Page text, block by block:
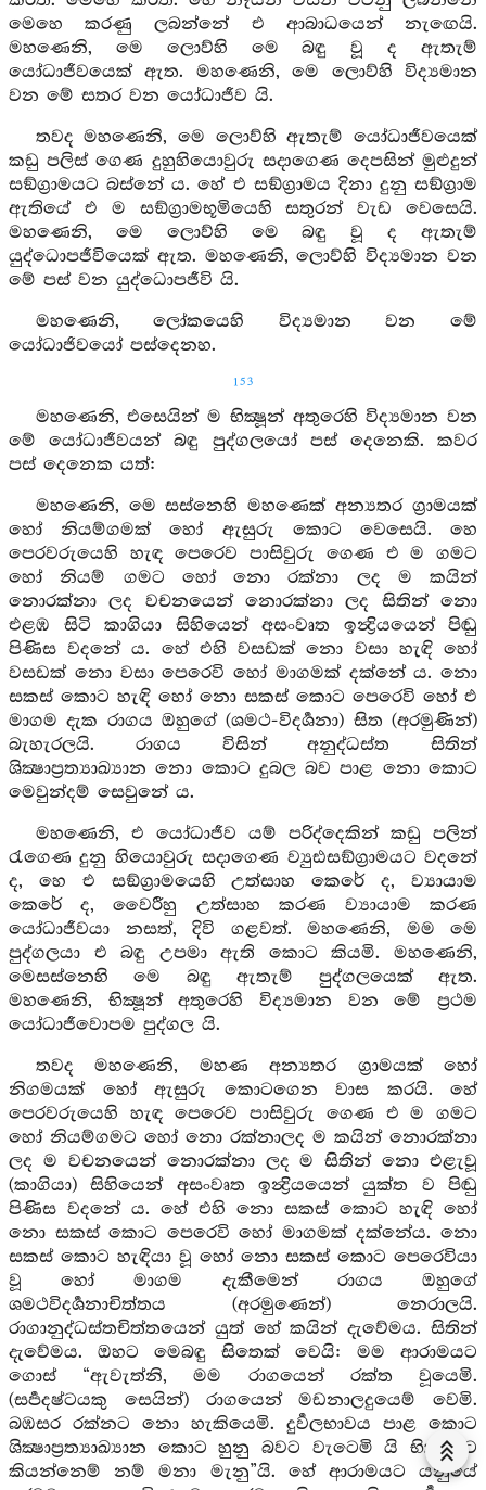
මෙහෙ කරණු ලබන්නේ එ ආබාධයෙන් නැඟෙයි.
මහණෙනි, මෙ ලොව්හි මෙ බඳු වූ ද ඇතැම්
යෝධාජීවයෙක් ඇත. මහණෙනි, මෙ ලොව්හි විද්‍යමාන
වන මේ සතර වන යෝධාජීව යි.
තවද මහණෙනි, මෙ ලොව්හි ඇතැම් යෝධාජීවයෙක්
කඩු පලිස් ගෙණ දුහුහියොවුරු සදාගෙණ දෙපසින් මුළුදුන්
සඞ්ග්‍රාමයට බස්නේ ය. හේ එ සඞ්ග්‍රාමය දිනා දුනු සඞ්ග්‍රාම
ඇතියේ එ ම සඞ්ග්‍රාමභූමියෙහි සතුරන් වැඩ වෙසෙයි.
මහණෙනි, මෙ ලොව්හි මෙ බඳු වූ ද ඇතැම්
යුද්ධොපජීවියෙක් ඇත. මහණෙනි, ලොව්හි විද්‍යමාන වන
මේ පස් වන යුද්ධොපජීවි යි.
මහණෙනි, ලෝකයෙහි විද්‍යමාන වන මේ
යෝධාජිවයෝ පස්දෙනහ.
153
මහණෙනි, එසෙයින් ම භික්‍ෂූන් අතුරෙහි විද්‍යමාන වන
මේ යෝධාජීවයන් බඳු පුද්ගලයෝ පස් දෙනෙකි. කවර
පස් දෙනෙක යත්:
මහණෙනි, මෙ සස්නෙහි මහණෙක් අන්‍යතර ග්‍රාමයක්
හෝ නියම්ගමක් හෝ ඇසුරු කොට වෙසෙයි. හෙ
පෙරවරුයෙහි හැඳ පෙරෙව පාසිවුරු ගෙණ එ ම ගමට
හෝ නියම් ගමට හෝ නො රක්නා ලද ම කයින්
නොරක්නා ලද වචනයෙන් නොරක්නා ලද සිතින් නො
එළඹ සිටි කාගියා සිහියෙන් අසංවෘත ඉන්‍ද්‍රියයෙන් පිඬු
පිණිස වදනේ ය. හේ එහි වසඩක් නො වසා හැඳි හෝ
වසඩක් නො වසා පෙරෙවි හෝ මාගමක් දක්නේ ය. නො
සකස් කොට හැඳි හෝ නො සකස් කොට පෙරෙවි හෝ එ
මාගම දැක රාගය ඔහුගේ (ශමථ-විදර්‍ශනා) සිත (අරමුණින්)
බැහැරලයි. රාගය විසින් අනුද්ධස්ත සිතින්
ශික්‍ෂාප්‍රත්‍යාඛ්‍යාන නො කොට දුබල බව පාළ නො කොට
මෙවුන්දම් සෙවුනේ ය.
මහණෙනි, එ යෝධාජීව යම් පරිද්දෙකින් කඩු පලින්
රැගෙණ දුනු හියොවුරු සදාගෙණ ව්‍යුඪසඞ්ග්‍රාමයට වදනේ
ද, හෙ එ සඞ්ග්‍රාමයෙහි උත්සාහ කෙරේ ද, ව්‍යායාම
කෙරේ ද, වෛරීහු උත්සාහ කරණ ව්‍යායාම කරණ
යෝධාජීවයා නසත්, දිවි ගළවත්. මහණෙනි, මම මෙ
පුද්ගලයා එ බඳු උපමා ඇති කොට කියමි. මහණෙනි,
මෙසස්නෙහි මෙ බඳු ඇතැම් පුද්ගලයෙක් ඇත.
මහණෙනි, භික්‍ෂූන් අතුරෙහි විද්‍යමාන වන මේ ප්‍රථම
යෝධාජීවොපම පුද්ගල යි.
තවද මහණෙනි, මහණ අන්‍යතර ග්‍රාමයක් හෝ
නිගමයක් හෝ ඇසුරු කොටගෙන වාස කරයි. හේ
පෙරවරුයෙහි හැඳ පෙරෙව පාසිවුරු ගෙණ එ ම ගමට
හෝ නියම්ගමට හෝ නො රක්නාලද ම කයින් නොරක්නා
ලද ම වචනයෙන් නොරක්නා ලද ම සිතින් නො එළැවූ
(කාගියා) සිහියෙන් අසංවෘත ඉන්‍ද්‍රියයෙන් යුක්ත ව පිඬු
පිණිස වදනේ ය. හේ එහි නො සකස් කොට හැඳි හෝ
නො සකස් කොට පෙරෙවි හෝ මාගමක් දක්නේය. නො
සකස් කොට හැඳියා වූ හෝ නො සකස් කොට පෙරෙවියා
වූ හෝ මාගම දැකීමෙන් රාගය ඔහුගේ
ශමථවිදර්‍ශනාචිත්තය (අරමුණෙන්) නෙරාලයි.
රාගානුද්ධස්තචිත්තයෙන් යුත් හේ කයින් දැවේමය. සිතින්
දැවේමය. ඔහට මෙබඳු සිතෙක් වෙයි: මම ආරාමයට
ගොස් “ඇවැත්නි, මම රාගයෙන් රක්ත වූයෙමි.
(සර්‍පදෂ්ටයකු සෙයින්) රාගයෙන් මඩනාලදුයෙම් වෙමි.
බඹසර රක්නට නො හැකියෙමි. දුර්‍වලභාවය පාළ කොට
ශික්‍ෂාප්‍රත්‍යාඛ්‍යාන කොට හුනු බවට වැටෙමි යි භික්‍ෂූන්ට
කියන්නෙම් නම් මනා මැනු”යි. හේ ආරාමයට යනුයේ